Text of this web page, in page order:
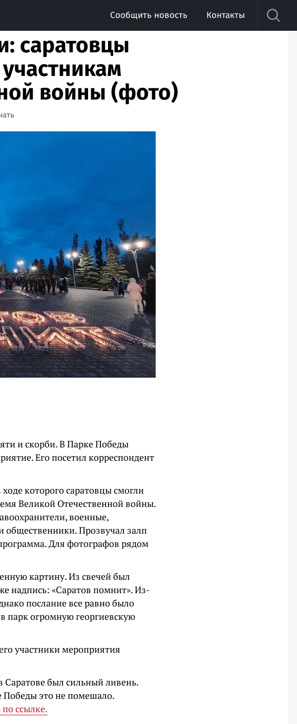
Сообщить новость Контакты
саратовцы
войны (фото)
и скорби. В Парке Победы
Его посетил корреспондент
которого саратовцы смогли
Великой Отечественной войны.
военные,
общественники. Прозвучал залп
Для фотографов рядом
картину. Из свечей был
надпись: «Саратов помнит». Из-
послание все равно было
парк огромную георгиевскую
участники мероприятия
был сильный ливень.
Победы это не помешало.
ссылке.